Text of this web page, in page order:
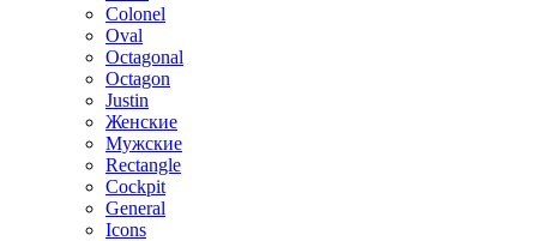
Colonel
Oval
Octagonal
Octagon
Justin
Женские
Мужские
Rectangle
Cockpit
General
Icons